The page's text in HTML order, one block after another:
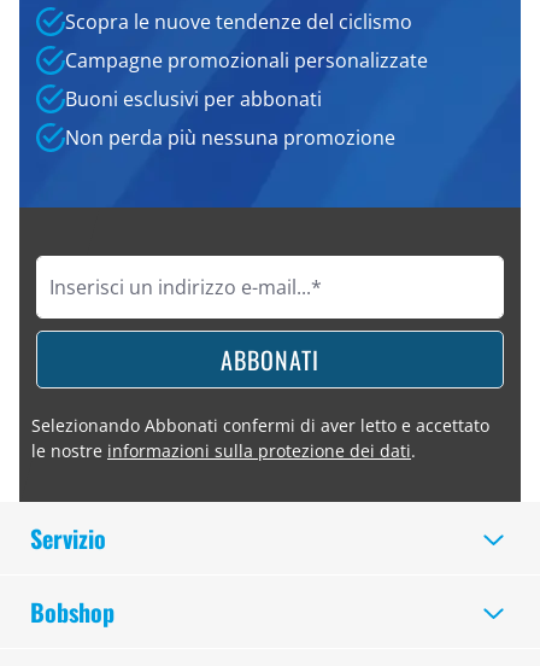
Scopra le nuove tendenze del ciclismo
Campagne promozionali personalizzate
Buoni esclusivi per abbonati
Non perda più nessuna promozione
ABBONATI
Selezionando Abbonati confermi di aver letto e accettato
le nostre informazioni sulla protezione dei dati.
Servizio
Bobshop